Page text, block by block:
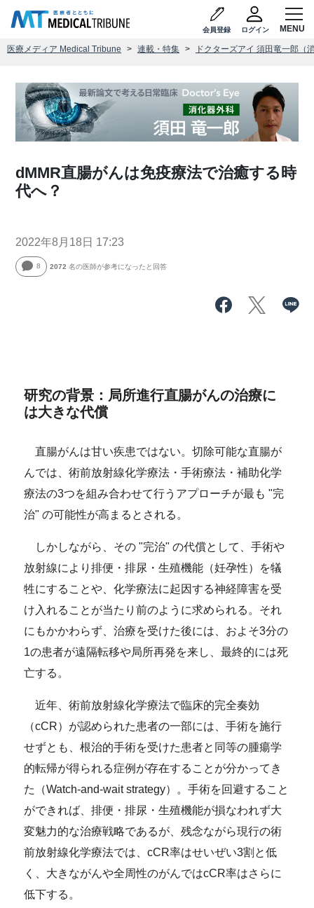
会員登録 ログイン
医療メディア Medical Tribune 連載・特集 ドクターズアイ 須田竜一郎（
dMMR直腸がんは免疫療法で治癒する時
代へ？
2022年8月18日 17:23
8 2072 名の医師が参考になったと回答
研究の背景：局所進行直腸がんの治療に
は大きな代償
直腸がんは甘い疾患ではない。切除可能な直腸が
んでは、術前放射線化学療法・手術療法・補助化学
療法の3つを組み合わせて行うアプローチが最も "完
治" の可能性が高まるとされる。
しかしながら、その "完治" の代償として、手術や
放射線により排便・排尿・生殖機能（妊孕性）を犠
牲にすることや、化学療法に起因する神経障害を受
け入れることが当たり前のように求められる。それ
にもかかわらず、治療を受けた後には、およそ3分の
1の患者が遠隔転移や局所再発を来し、最終的には死
亡する。
近年、術前放射線化学療法で臨床的完全奏効
（cCR）が認められた患者の一部には、手術を施行
せずとも、根治的手術を受けた患者と同等の腫瘍学
的転帰が得られる症例が存在することが分かってき
た（Watch-and-wait strategy）。手術を回避すること
ができれば、排便・排尿・生殖機能が損なわれず大
変魅力的な治療戦略であるが、残念ながら現行の術
前放射線化学療法では、cCR率はせいぜい3割と低
く、大きながんや全周性のがんではcCR率はさらに
低下する。